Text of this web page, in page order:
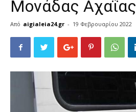
Μονάδας Αχαΐας
Από aigialeia24.gr - 19 Φεβρουαρίου 2022